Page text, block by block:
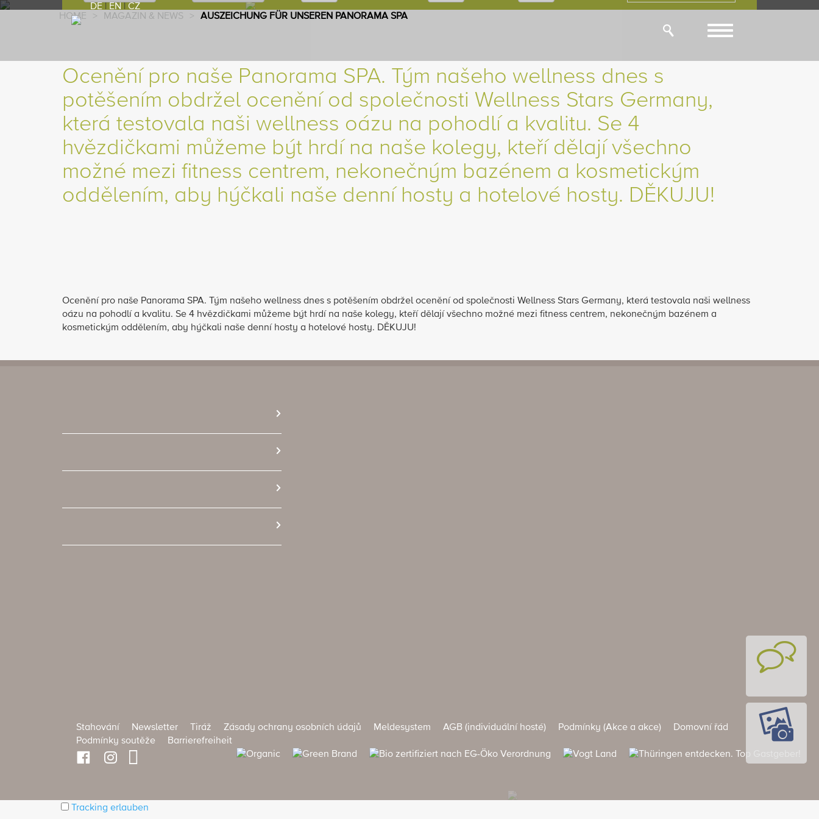
DE EN CZ
Toggle
HOME > MAGAZIN & NEWS > AUSZEICHUNG FÜR UNSEREN PANORAMA SPA
Ocenění pro naše Panorama SPA. Tým našeho wellness dnes s
potěšením obdržel ocenění od společnosti Wellness Stars Germany,
která testovala naši wellness oázu na pohodlí a kvalitu. Se 4
hvězdičkami můžeme být hrdí na naše kolegy, kteří dělají všechno
možné mezi fitness centrem, nekonečným bazénem a kosmetickým
oddělením, aby hýčkali naše denní hosty a hotelové hosty. DĚKUJU!
Ocenění pro naše Panorama SPA. Tým našeho wellness dnes s potěšením obdržel ocenění od společnosti Wellness Stars Germany, která testovala naši wellness
oázu na pohodlí a kvalitu. Se 4 hvězdičkami můžeme být hrdí na naše kolegy, kteří dělají všechno možné mezi fitness centrem, nekonečným bazénem a
kosmetickým oddělením, aby hýčkali naše denní hosty a hotelové hosty. DĚKUJU!
Stahování Newsletter Tiráž Zásady ochrany osobních údajů Meldesystem AGB (individuální hosté) Podmínky (Akce a akce)
Domovní řád
Podmínky soutěže
Barrierefreiheit
Tracking erlauben